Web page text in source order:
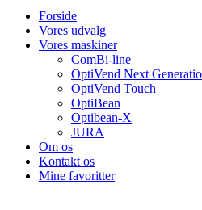
Forside
Vores udvalg
Vores maskiner
ComBi-line
OptiVend Next
OptiVend Touch
OptiBean
Optibean-X
JURA
Om os
Kontakt os
Mine favoritter